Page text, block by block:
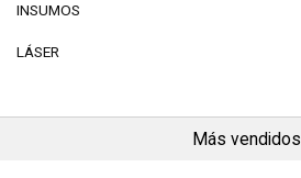
INSUMOS
LÁSER
Más vendidos